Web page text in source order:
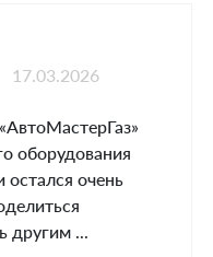
оборудования
очень
...
17.03.2026